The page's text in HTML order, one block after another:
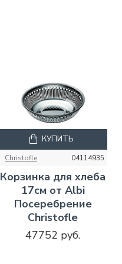
Christofle 04114935
Корзинка для хлеба
17см от Albi
Посеребрение
Christofle
47752 руб.
КУПИТЬ